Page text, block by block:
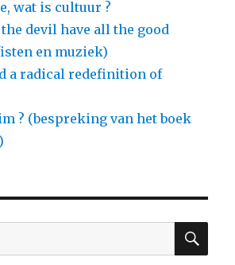
wat is cultuur ?
devil have all the good
en muziek)
a radical redefinition of
? (bespreking van het boek